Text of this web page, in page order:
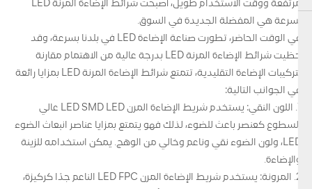
مرتفعة ووقت الاستخدام طويل، أصبحت شرائط الإضاءة المرنة LED
بسرعة هي المفضلة الجديدة في السوق.
في الوقت الحاضر، تطورت صناعة الإضاءة LED في بلدنا بسرعة، وقد
حظيت شرائط الإضاءة المرنة LED بدرجة عالية من الاهتمام مقارنة
بتركيبات الإضاءة التقليدية، تتمتع شرائط الإضاءة المرنة LED بمزايا رائعة
في الجوانب التالية:
1. اللون النقي: يستخدم شريط الإضاءة المرن LED SMD LED عالي
السطوع كعنصر باعث للضوء، لذلك فهو يتمتع بمزايا عناصر انبعاث الضوء
LED، ولون الضوء نقي وناعم وخالي من الوهج. يمكن استخدامه للزينة
والإضاءة.
2. المرونة: يستخدم شريط الإضاءة المرن LED FPC الناعم جدًا كركيزة،